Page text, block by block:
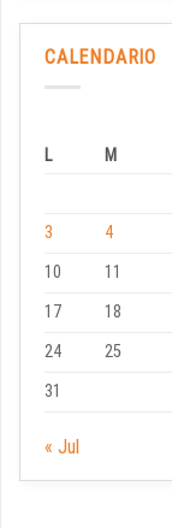
CALENDARIO
L M
3
4
10
11
17
18
24
25
31
« Jul